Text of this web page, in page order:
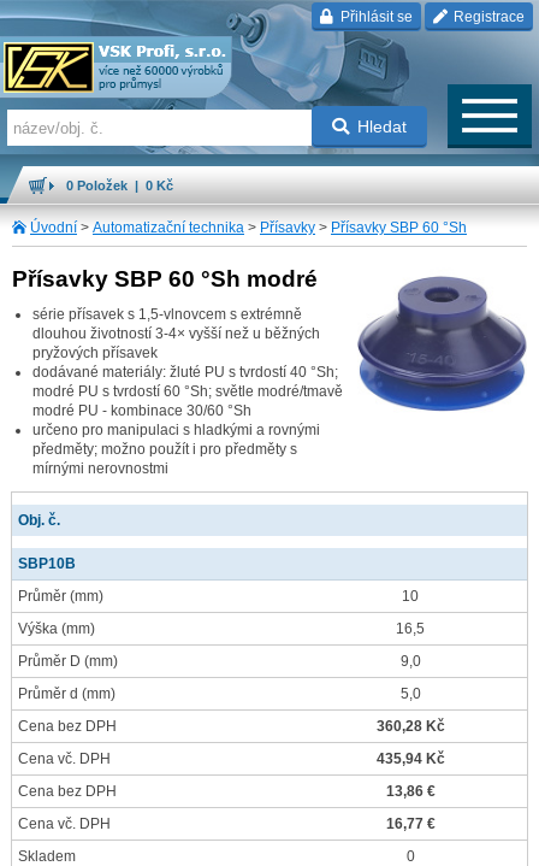
Přihlásit se Registrace
Hledat
0 Položek | 0 Kč
Úvodní > Automatizační technika > Přísavky > Přísavky SBP 60 °Sh
Přísavky SBP 60 °Sh modré
série přísavek s 1,5-vlnovcem s extrémně
dlouhou životností 3-4× vyšší než u běžných
pryžových přísavek
dodávané materiály: žluté PU s tvrdostí 40 °Sh;
modré PU s tvrdostí 60 °Sh; světle modré/tmavě
modré PU - kombinace 30/60 °Sh
určeno pro manipulaci s hladkými a rovnými
předměty; možno použít i pro předměty s
mírnými nerovnostmi
Obj. č.
SBP10B
Průměr (mm)
10
Výška (mm)
16,5
Průměr D (mm)
9,0
Průměr d (mm)
5,0
Cena bez DPH
360,28 Kč
Cena vč. DPH
435,94 Kč
Cena bez DPH
13,86 €
Cena vč. DPH
16,77 €
Skladem
0